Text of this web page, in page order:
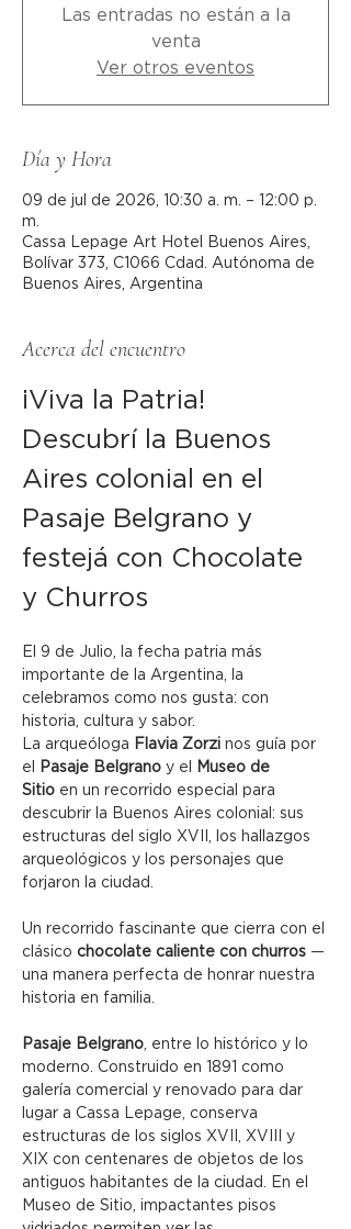
Las entradas no están a la
venta
Ver otros eventos
Día y Hora
09 de jul de 2026, 10:30 a. m. – 12:00 p.
m.
Cassa Lepage Art Hotel Buenos Aires,
Bolívar 373, C1066 Cdad. Autónoma de
Buenos Aires, Argentina
Acerca del encuentro
¡Viva la Patria!
Descubrí la Buenos
Aires colonial en el
Pasaje Belgrano y
festejá con Chocolate
y Churros
El 9 de Julio, la fecha patria más
importante de la Argentina, la
celebramos como nos gusta: con
historia, cultura y sabor.
La arqueóloga Flavia Zorzi nos guía por
el
Pasaje Belgrano y el
Museo de
Sitio en un recorrido especial para
descubrir la Buenos Aires colonial: sus
estructuras del siglo XVII, los hallazgos
arqueológicos y los personajes que
forjaron la ciudad.
Un recorrido fascinante que cierra con el
clásico chocolate caliente con churros —
una manera perfecta de honrar nuestra
historia en familia.
Pasaje Belgrano, entre lo histórico y lo
moderno. Construido en 1891 como
galería comercial y renovado para dar
lugar a Cassa Lepage, conserva
estructuras de los siglos XVII, XVIII y
XIX con centenares de objetos de los
antiguos habitantes de la ciudad. En el
Museo de Sitio, impactantes pisos